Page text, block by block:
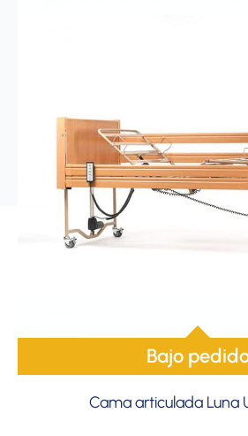
Bajo
Cama articulada Luna